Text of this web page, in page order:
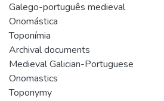
Galego-português medieval
Onomástica
Toponímia
Archival documents
Medieval Galician-Portuguese
Onomastics
Toponymy